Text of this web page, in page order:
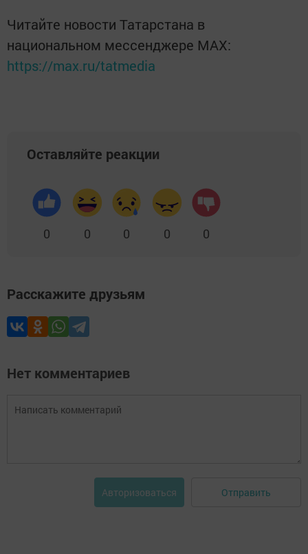
Читайте новости Татарстана в
национальном мессенджере MАХ:
https://max.ru/tatmedia
Оставляйте реакции
0 0 0 0 0
Расскажите друзьям
Нет комментариев
Авторизоваться Отправить